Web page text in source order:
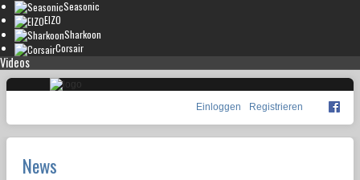
Seasonic
EIZO
Sharkoon
Corsair
Videos
Einloggen Registrieren
News